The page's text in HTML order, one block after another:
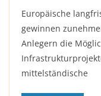
Europäische
gewinnen
Anlegern die
mittelständische